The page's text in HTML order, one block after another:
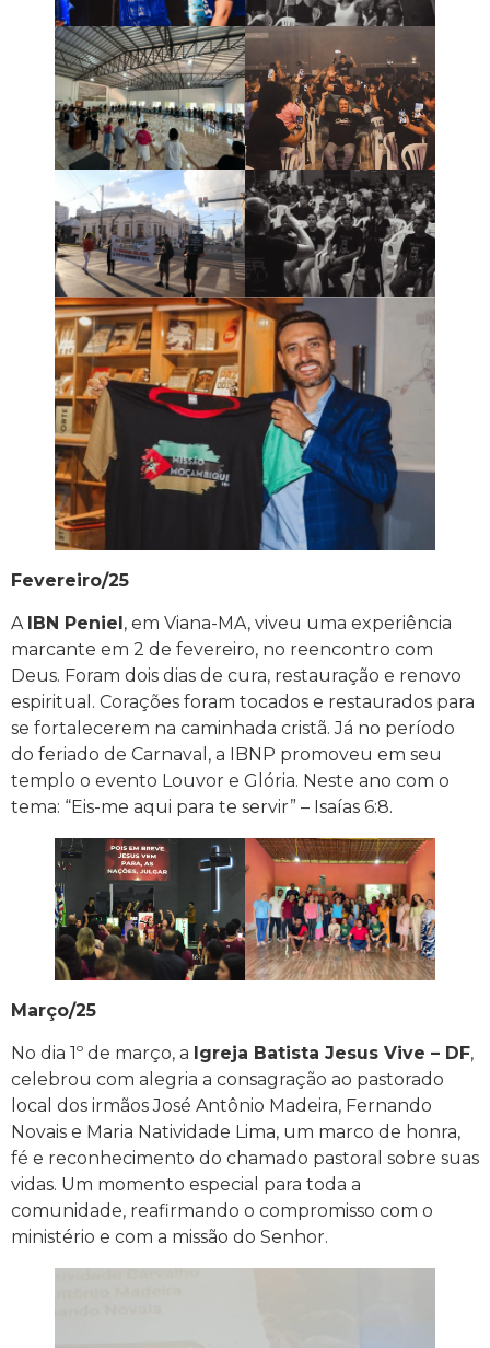
Fevereiro/25
A IBN Peniel, em Viana-MA, viveu uma experiência
marcante em 2 de fevereiro, no reencontro com
Deus. Foram dois dias de cura, restauração e renovo
espiritual. Corações foram tocados e restaurados para
se fortalecerem na caminhada cristã. Já no período
do feriado de Carnaval, a IBNP promoveu em seu
templo o evento Louvor e Glória. Neste ano com o
tema: “Eis-me aqui para te servir” – Isaías 6:8.
Março/25
No dia 1º de março, a Igreja Batista Jesus Vive – DF,
celebrou com alegria a consagração ao pastorado
local dos irmãos José Antônio Madeira, Fernando
Novais e Maria Natividade Lima, um marco de honra,
fé e reconhecimento do chamado pastoral sobre suas
vidas. Um momento especial para toda a
comunidade, reafirmando o compromisso com o
ministério e com a missão do Senhor.